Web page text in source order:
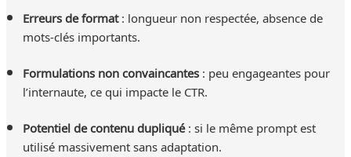
Erreurs de format: longueur non respectée, absence de
mots-clés importants.
Formulations non convaincantes: peu engageantes pour
l’internaute, ce qui impacte le CTR.
Potentiel de contenu dupliqué: si le même prompt est
utilisé massivement sans adaptation.